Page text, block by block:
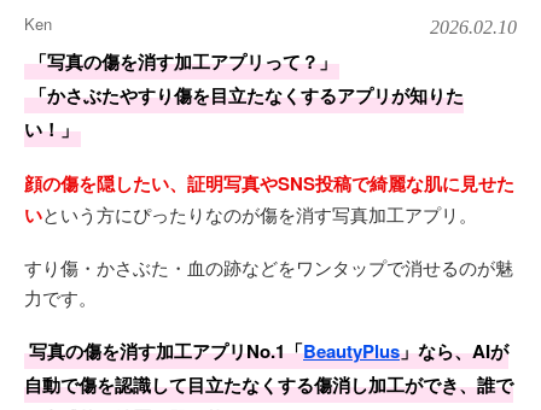
Ken 2026.02.10
「写真の傷を消す加工アプリって？」
「かさぶたやすり傷を目立たなくするアプリが知りた
い！」
顔の傷を隠したい、証明写真やSNS投稿で綺麗な肌に見せた
いという方にぴったりなのが傷を消す写真加工アプリ。
すり傷・かさぶた・血の跡などをワンタップで消せるのが魅
力です。
写真の傷を消す加工アプリNo.1「BeautyPlus」なら、AIが
自動で傷を認識して目立たなくする傷消し加工ができ、誰で